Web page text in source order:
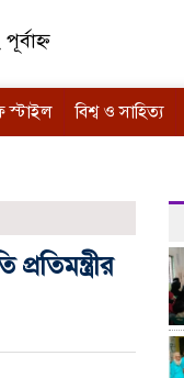
স্টাইল বিশ্ব ও সাহিত্য